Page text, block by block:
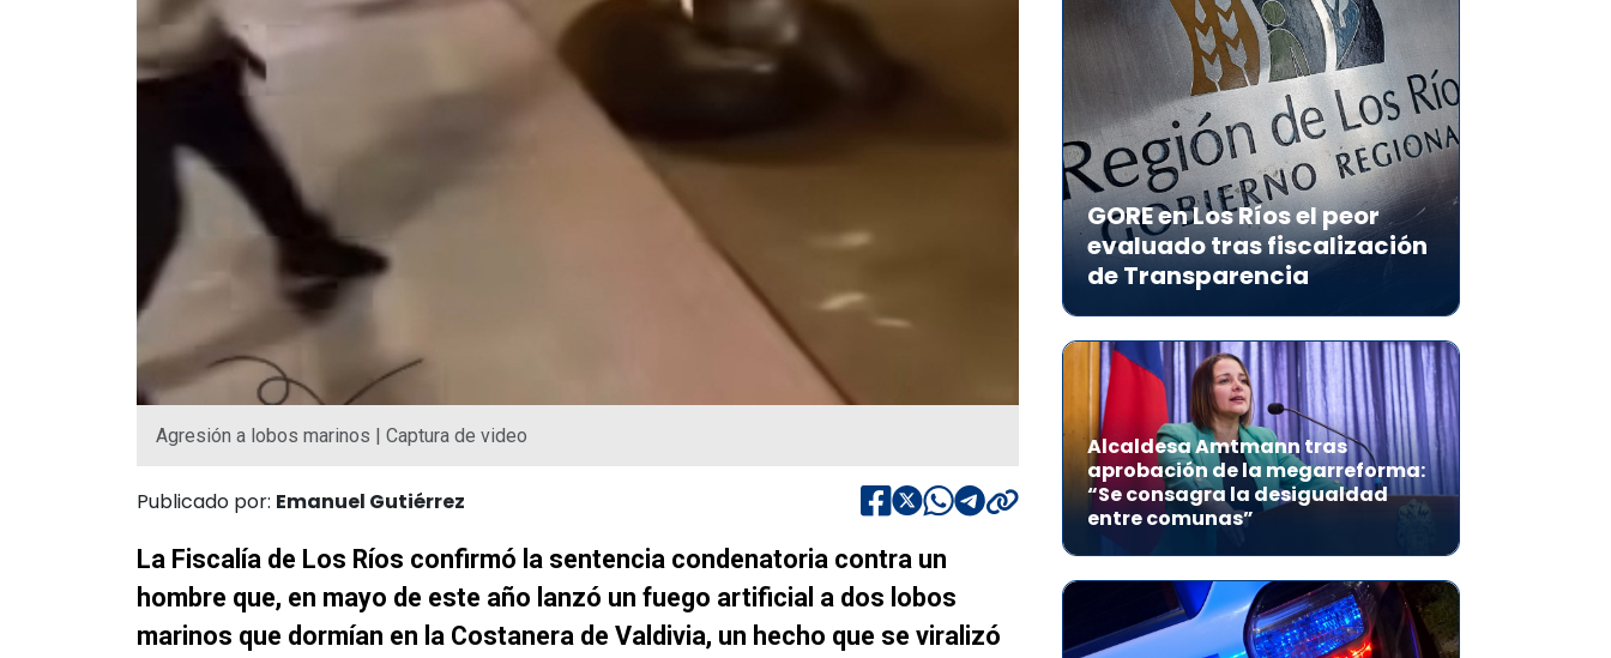
Agresión a lobos marinos | Captura de video
Publicado por: Emanuel Gutiérrez
La Fiscalía de Los Ríos confirmó la sentencia condenatoria contra un
hombre que, en mayo de este año lanzó un fuego artificial a dos lobos
marinos que dormían en la Costanera de Valdivia, un hecho que se viralizó
GORE en Los Ríos el peor
evaluado tras fiscalización
de Transparencia
Alcaldesa Amtmann tras
aprobación de la megarreforma:
“Se consagra la desigualdad
entre comunas”